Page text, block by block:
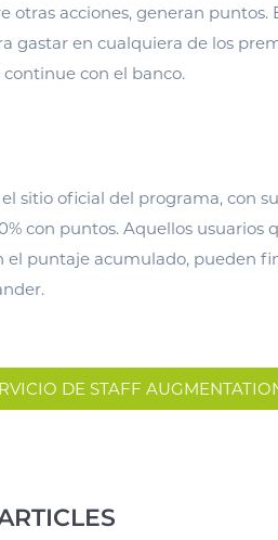
acciones, generan puntos.
gastar en cualquiera de los
con el banco.
sitio oficial del programa, con
con puntos. Aquellos usuarios
puntaje acumulado, pueden
DE STAFF